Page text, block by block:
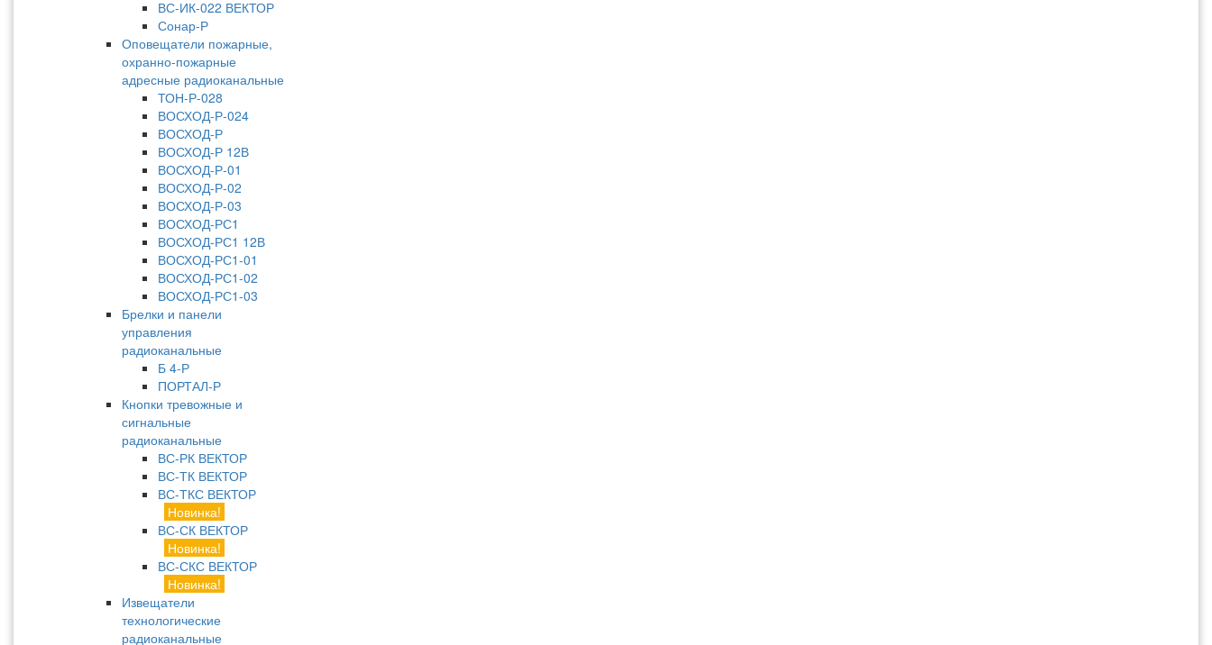
ВС-ИК-022 ВЕКТОР
Сонар-Р
Оповещатели пожарные,
охранно-пожарные
адресные радиоканальные
ТОН-Р-028
ВОСХОД-Р-024
ВОСХОД-Р
ВОСХОД-Р 12В
ВОСХОД-Р-01
ВОСХОД-Р-02
ВОСХОД-Р-03
ВОСХОД-РС1
ВОСХОД-РС1 12В
ВОСХОД-РС1-01
ВОСХОД-РС1-02
ВОСХОД-РС1-03
Брелки и панели
управления
радиоканальные
Б 4-Р
ПОРТАЛ-Р
Кнопки тревожные и
сигнальные
радиоканальные
ВС-РК ВЕКТОР
ВС-ТК ВЕКТОР
ВС-ТКС ВЕКТОР
Новинка!
ВС-СК ВЕКТОР
Новинка!
ВС-СКС ВЕКТОР
Новинка!
Извещатели
технологические
радиоканальные